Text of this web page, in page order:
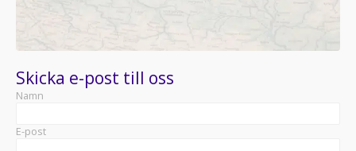
Skicka e-post till oss
Namn
E-post